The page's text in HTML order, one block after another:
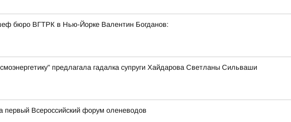
бюро ВГТРК в Нью-Йорке Валентин Богданов:
предлагала гадалка супруги Хайдарова Светланы Сильваши
первый Всероссийский форум оленеводов